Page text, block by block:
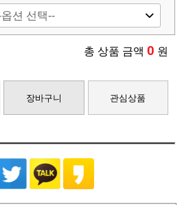
총 상품 금액 0 원
장바구니 관심상품